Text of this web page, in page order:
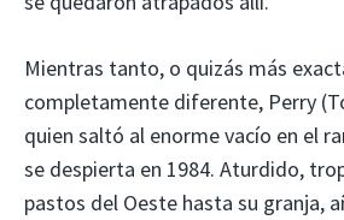
Mientras tanto, o quizás más
completamente diferente, Perry
quien saltó al enorme vacío en el
se despierta en 1984. Aturdido,
pastos del Oeste hasta su granja,